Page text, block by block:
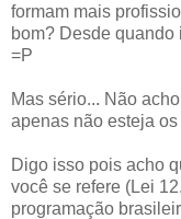
formam mais
bom? Desde
=P
Mas sério... Não
apenas não esteja
Digo isso pois acho
você se refere (Lei
programação